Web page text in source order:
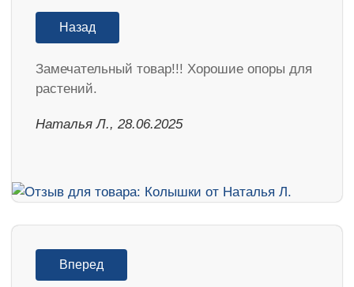
Назад
Замечательный товар!!! Хорошие опоры для
растений.
Наталья Л., 28.06.2025
Вперед